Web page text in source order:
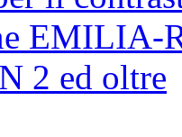
EMILIA-
2 ed oltre